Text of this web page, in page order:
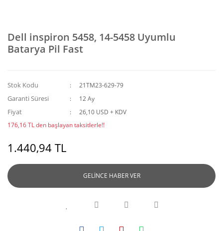
Dell inspiron 5458, 14-5458 Uyumlu
Batarya Pil Fast
Stok Kodu 21TM23-629-79
Garanti Süresi 12 Ay
Fiyat
26,10 USD + KDV
176,16 TL den başlayan taksitlerle!!
1.440,94 TL
GELİNCE HABER VER